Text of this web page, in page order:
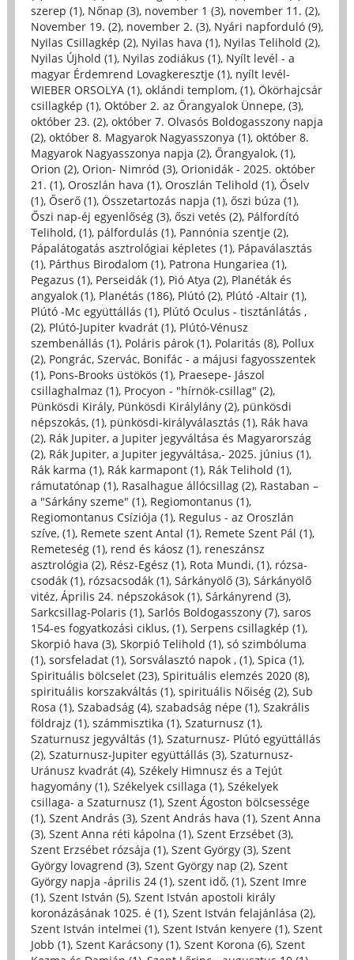
szerep (1), Nőnap (3), november 1 (3), november 11. (2),
November 19. (2), november 2. (3), Nyári napforduló (9),
Nyilas Csillagkép (2), Nyilas hava (1), Nyilas Telihold (2),
Nyilas Újhold (1), Nyilas zodiákus (1), Nyílt levél - a
magyar Érdemrend Lovagkeresztje (1), nyílt levél-
WIEBER ORSOLYA (1), oklándi templom, (1), Ökörhajcsár
csillagkép (1), Október 2. az Őrangyalok Ünnepe, (3),
október 23. (2), október 7. Olvasós Boldogasszony napja
(2), október 8. Magyarok Nagyasszonya (1), október 8.
Magyarok Nagyasszonya napja (2), Őrangyalok, (1),
Orion (2), Orion- Nimród (3), Orionidák - 2025. október
21. (1), Oroszlán hava (1), Oroszlán Telihold (1), Őselv
(1), Őserő (1), Összetartozás napja (1), őszi búza (1),
Őszi nap-éj egyenlőség (3), őszi vetés (2), Pálfordító
Telihold, (1), pálfordulás (1), Pannónia szentje (2),
Pápalátogatás asztrológiai képletes (1), Pápaválasztás
(1), Párthus Birodalom (1), Patrona Hungariea (1),
Pegazus (1), Perseidák (1), Pió Atya (2), Planéták és
angyalok (1), Planétás (186), Plútó (2), Plútó -Altair (1),
Plútó -Mc együttállás (1), Plútó Oculus - tisztánlátás ,
(2), Plútó-Jupiter kvadrát (1), Plútó-Vénusz
szembenállás (1), Poláris párok (1), Polaritás (8), Pollux
(2), Pongrác, Szervác, Bonifác - a májusi fagyosszentek
(1), Pons-Brooks üstökös (1), Praesepe- Jászol
csillaghalmaz (1), Procyon - "hírnök-csillag" (2),
Pünkösdi Király, Pünkösdi Királylány (2), pünkösdi
népszokás, (1), pünkösdi-királyválasztás (1), Rák hava
(2), Rák Jupiter, a Jupiter jegyváltása és Magyarország
(2), Rák Jupiter, a Jupiter jegyváltása,- 2025. június (1),
Rák karma (1), Rák karmapont (1), Rák Telihold (1),
rámutatónap (1), Rasalhague állócsillag (2), Rastaban –
a "Sárkány szeme" (1), Regiomontanus (1),
Regiomontanus Csíziója (1), Regulus - az Oroszlán
szíve, (1), Remete szent Antal (1), Remete Szent Pál (1),
Remeteség (1), rend és káosz (1), reneszánsz
asztrológia (2), Rész-Egész (1), Rota Mundi, (1), rózsa-
csodák (1), rózsacsodák (1), Sárkányölő (3), Sárkányölő
vitéz, Április 24. népszokások (1), Sárkányrend (3),
Sarkcsillag-Polaris (1), Sarlós Boldogasszony (7), saros
154-es fogyatkozási ciklus, (1), Serpens csillagkép (1),
Skorpió hava (3), Skorpió Telihold (1), só szimbóluma
(1), sorsfeladat (1), Sorsválasztó napok , (1), Spica (1),
Spirituális bölcselet (23), Spirituális elemzés 2020 (8),
spirituális korszakváltás (1), spirituális Nőiség (2), Sub
Rosa (1), Szabadság (4), szabadság népe (1), Szakrális
földrajz (1), számmisztika (1), Szaturnusz (1),
Szaturnusz jegyváltás (1), Szaturnusz- Plútó együttállás
(2), Szaturnusz-Jupiter együttállás (3), Szaturnusz-
Uránusz kvadrát (4), Székely Himnusz és a Tejút
hagyomány (1), Székelyek csillaga (1), Székelyek
csillaga- a Szaturnusz (1), Szent Ágoston bölcsessége
(1), Szent András (3), Szent András hava (1), Szent Anna
(3), Szent Anna réti kápolna (1), Szent Erzsébet (3),
Szent Erzsébet rózsája (1), Szent György (3), Szent
György lovagrend (3), Szent György nap (2), Szent
György napja -április 24 (1), szent idő, (1), Szent Imre
(1), Szent István (5), Szent István apostoli király
koronázásának 1025. é (1), Szent István felajánlása (2),
Szent István intelmei (1), Szent István kenyere (1), Szent
Jobb (1), Szent Karácsony (1), Szent Korona (6), Szent